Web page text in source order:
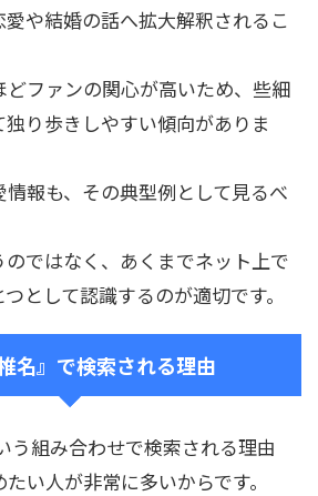
や結婚の話へ拡大解釈されるこ
どファンの関心が高いため、些細
り歩きしやすい傾向がありま
報も、その典型例として見るべ
ではなく、あくまでネット上で
として認識するのが適切です。
名』で検索される理由
う組み合わせで検索される理由
い人が非常に多いからです。